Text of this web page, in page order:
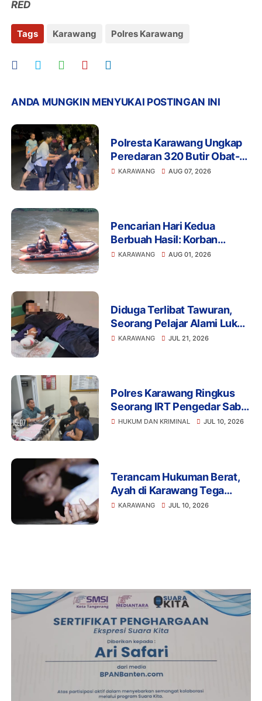
RED
Tags Karawang Polres Karawang
ANDA MUNGKIN MENYUKAI POSTINGAN INI
Polresta Karawang Ungkap
Peredaran 320 Butir Obat-
Obatan Tertentu, Dua Orang
KARAWANG AUG 07, 2026
Pencarian Hari Kedua
Berbuah Hasil: Korban
Tenggelam di Cilamaya
KARAWANG AUG 01, 2026
Diduga Terlibat Tawuran,
Seorang Pelajar Alami Luka
Berat di Klari, Polisi Lakukan
KARAWANG JUL 21, 2026
Polres Karawang Ringkus
Seorang IRT Pengedar Sabu
di Cikampek, Sita
HUKUM DAN KRIMINAL JUL 10, 2026
Terancam Hukuman Berat,
Ayah di Karawang Tega
Setubuhi Anak Kandung di
KARAWANG JUL 10, 2026